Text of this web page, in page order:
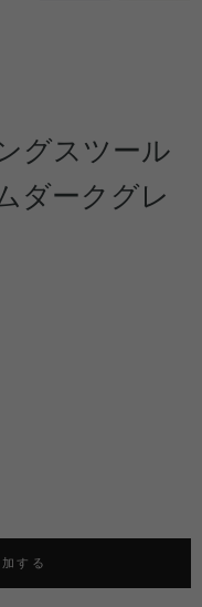
グスツール
ダークグレ
する